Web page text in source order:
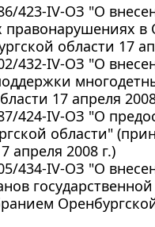
423-IV-ОЗ "О
в
области 17
432-IV-ОЗ "О
17 апреля
424-IV-ОЗ "О
области"
апреля 2008 г.)
434-IV-ОЗ "О
государственной